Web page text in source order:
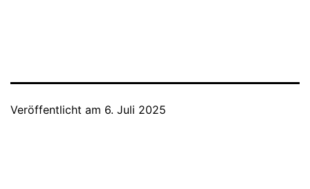
Veröffentlicht am 6. Juli 2025